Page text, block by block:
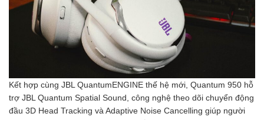
Kết hợp cùng JBL QuantumENGINE thế hệ mới, Quantum 950 hỗ
trợ JBL Quantum Spatial Sound, công nghệ theo dõi chuyển động
đầu 3D Head Tracking và Adaptive Noise Cancelling giúp người